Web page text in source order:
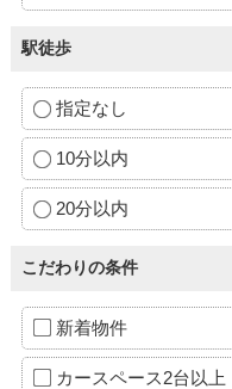
駅徒歩
指定なし
10分以内
20分以内
こだわりの条件
新着物件
カースペース2台以上